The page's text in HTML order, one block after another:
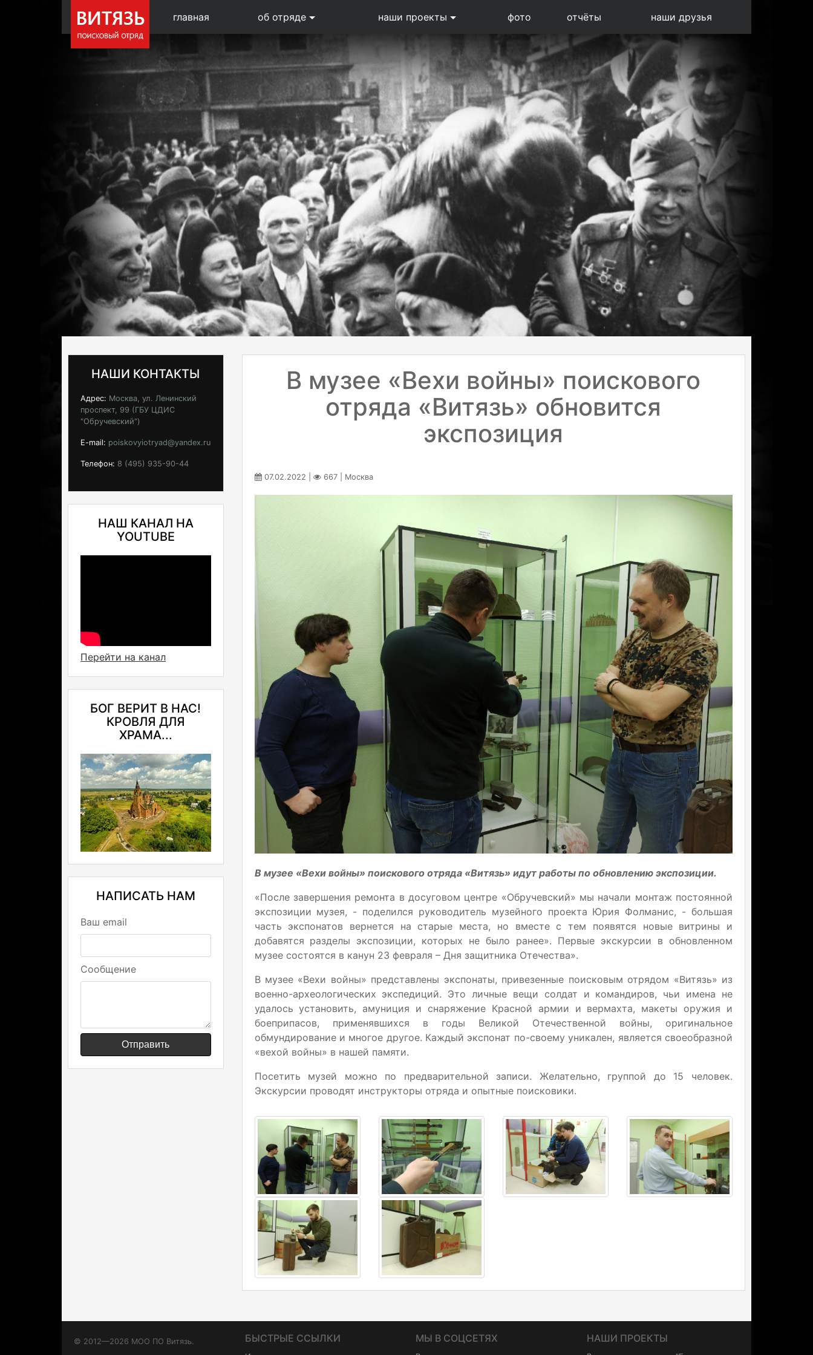
главная об отряде наши проекты фото отчёты наши друзья
НАШИ КОНТАКТЫ
Адрес: Москва, ул. Ленинский
проспект, 99 (ГБУ ЦДИС
"Обручевский")
E-mail: poiskovyiotryad@yandex.ru
Телефон: 8 (495) 935-90-44
НАШ КАНАЛ НА
YOUTUBE
Перейти на канал
БОГ ВЕРИТ В НАС!
КРОВЛЯ ДЛЯ
ХРАМА...
НАПИСАТЬ НАМ
Ваш email
Сообщение
Отправить
В музее «Вехи войны» поискового
отряда «Витязь» обновится
экспозиция
07.02.2022 | 667 | Москва
В музее «Вехи войны» поискового отряда «Витязь» идут работы по обновлению экспозиции.
«После завершения ремонта в досуговом центре «Обручевский» мы начали монтаж постоянной
экспозиции музея, - поделился руководитель музейного проекта Юрия Фолманис, - большая
часть экспонатов вернется на старые места, но вместе с тем появятся новые витрины и
добавятся разделы экспозиции, которых не было ранее». Первые экскурсии в обновленном
музее состоятся в канун 23 февраля – Дня защитника Отечества».
В музее «Вехи войны» представлены экспонаты, привезенные поисковым отрядом «Витязь» из
военно-археологических экспедиций. Это личные вещи солдат и командиров, чьи имена не
удалось установить, амуниция и снаряжение Красной армии и вермахта, макеты оружия и
боеприпасов, применявшихся в годы Великой Отечественной войны, оригинальное
обмундирование и многое другое. Каждый экспонат по-своему уникален, является своеобразной
«вехой войны» в нашей памяти.
Посетить музей можно по предварительной записи. Желательно, группой до 15 человек.
Экскурсии проводят инструкторы отряда и опытные поисковики.
© 2012—2026 МОО ПО Витязь. БЫСТРЫЕ ССЫЛКИ МЫ В СОЦСЕТЯХ НАШИ ПРОЕКТЫ